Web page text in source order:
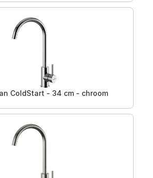
ColdStart - 34 cm - chroom